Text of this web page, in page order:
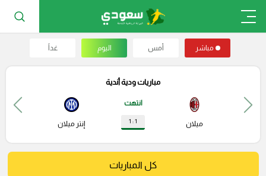
مباشر أمس اليوم غداً
مباريات ودية أندية
ميلان
انتهت
1 : 1 إنتر ميلان
كل المباريات